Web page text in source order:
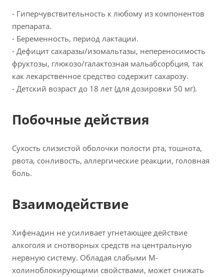
- Гиперчувствительность к любому из компонентов
препарата.
- Беременность, период лактации.
- Дефицит сахаразы/изомальтазы, непереносимость
фруктозы, глюкозо/галактозная мальабсорбция, так
как лекарственное средство содержит сахарозу.
- Детский возраст до 18 лет (для дозировки 50 мг).
Побочные действия
Сухость слизистой оболочки полости рта, тошнота,
рвота, сонливость, аллергические реакции, головная
боль.
Взаимодействие
Хифенадин не усиливает угнетающее действие
алкоголя и снотворных средств на центральную
нервную систему. Обладая слабыми М-
холиноблокирующими свойствами, может снижать